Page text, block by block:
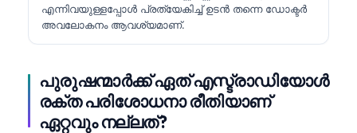
എന്നിവയുള്ളപ്പോൾ പ്രത്യേകിച്ച് ഉടൻ തന്നെ ഡോക്ടർ
അവലോകനം ആവശ്യമാണ്.
പുരുഷന്മാർക്ക് ഏത് എസ്ട്രാഡിയോൾ
രക്ത പരിശോധനാ രീതിയാണ്
ഏറ്റവും നല്ലത്?